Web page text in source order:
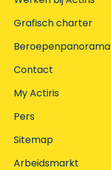
Grafisch charter
Beroepenpanorama
Contact
My Actiris
Pers
Sitemap
Arbeidsmarkt